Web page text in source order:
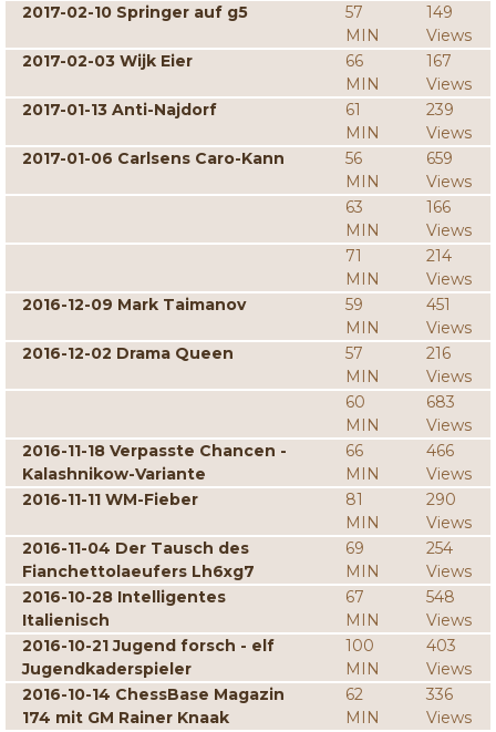
2017-02-10 Springer auf g5
57
MIN
149
Views
2017-02-03 Wijk Eier
66
MIN
167
Views
2017-01-13 Anti-Najdorf
61
MIN
239
Views
2017-01-06 Carlsens Caro-Kann
56
MIN
659
Views
63
MIN
166
Views
71
MIN
214
Views
2016-12-09 Mark Taimanov
59
MIN
451
Views
2016-12-02 Drama Queen
57
MIN
216
Views
60
MIN
683
Views
2016-11-18 Verpasste Chancen -
Kalashnikow-Variante
66
MIN
466
Views
2016-11-11 WM-Fieber
81
MIN
290
Views
2016-11-04 Der Tausch des
Fianchettolaeufers Lh6xg7
69
MIN
254
Views
2016-10-28 Intelligentes
Italienisch
67
MIN
548
Views
2016-10-21 Jugend forsch - elf
Jugendkaderspieler
100
MIN
403
Views
2016-10-14 ChessBase Magazin
174 mit GM Rainer Knaak
62
MIN
336
Views